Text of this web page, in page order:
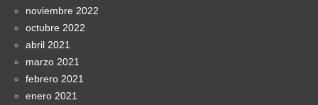
noviembre 2022
octubre 2022
abril 2021
marzo 2021
febrero 2021
enero 2021